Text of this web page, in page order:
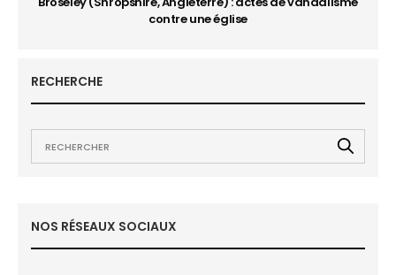
contre une église
RECHERCHE
NOS RÉSEAUX SOCIAUX